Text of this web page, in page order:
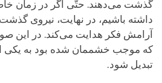
گذشت می‌دهند. حتّی اگر در زمان
داشته باشیم، در نهایت، نیروی
آرامش فکر هدایت می‌کند. در این
که موجب خشممان شده بود به یکی
تبدیل شود.